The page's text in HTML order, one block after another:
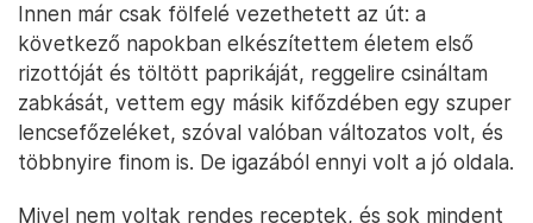
Innen már csak fölfelé vezethetett az út: a
következő napokban elkészítettem életem első
rizottóját és töltött paprikáját, reggelire csináltam
zabkását, vettem egy másik kifőzdében egy szuper
lencsefőzeléket, szóval valóban változatos volt, és
többnyire finom is. De igazából ennyi volt a jó oldala.
Mivel nem voltak rendes receptek, és sok mindent